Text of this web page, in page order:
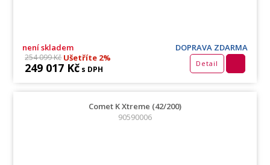
není skladem DOPRAVA ZDARMA
254 099 KčUšetříte 2%
249 017 Kč s DPH
Detail
Comet K Xtreme (42/200)
90590006